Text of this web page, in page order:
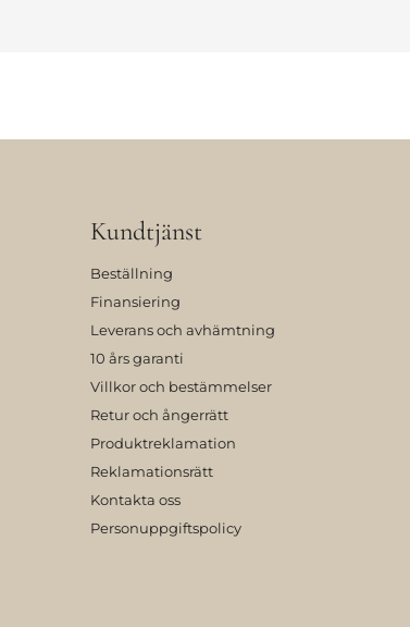
Kundtjänst
Beställning
Finansiering
Leverans och avhämtning
10 års garanti
Villkor och bestämmelser
Retur och ångerrätt
Produktreklamation
Reklamationsrätt
Kontakta oss
Personuppgiftspolicy